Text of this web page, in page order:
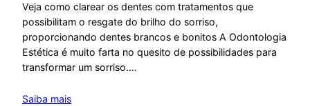
Veja como clarear os dentes com tratamentos que
possibilitam o resgate do brilho do sorriso,
proporcionando dentes brancos e bonitos A Odontologia
Estética é muito farta no quesito de possibilidades para
transformar um sorriso.…
Saiba mais